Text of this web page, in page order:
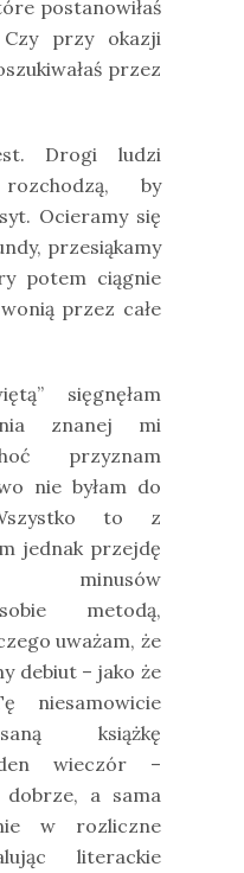
postanowiłaś
przy okazji
przez
Drogi ludzi
by
Ocieramy się
przesiąkamy
potem ciągnie
przez całe
sięgnęłam
znanej mi
przyznam
nie byłam do
to z
jednak przejdę
minusów
metodą,
uważam, że
debiut – jako że
niesamowicie
książkę
wieczór –
a sama
w rozliczne
literackie